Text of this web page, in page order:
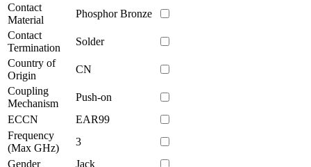
Contact
Material
Phosphor Bronze
Contact
Termination
Solder
Country of
Origin
CN
Coupling
Mechanism
Push-on
ECCN
EAR99
Frequency
(Max GHz)
3
Gender
Jack